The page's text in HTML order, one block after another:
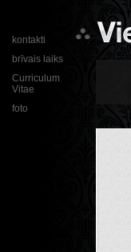
kontakti
brīvais laiks
Curriculum
Vitae
foto